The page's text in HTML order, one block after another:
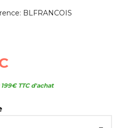
BLFRANCOIS
TTC d'achat